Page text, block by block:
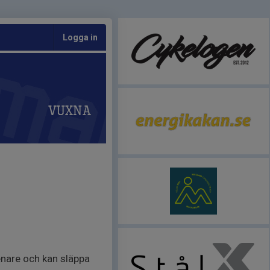
Logga in
Vuxna
och kan släppa